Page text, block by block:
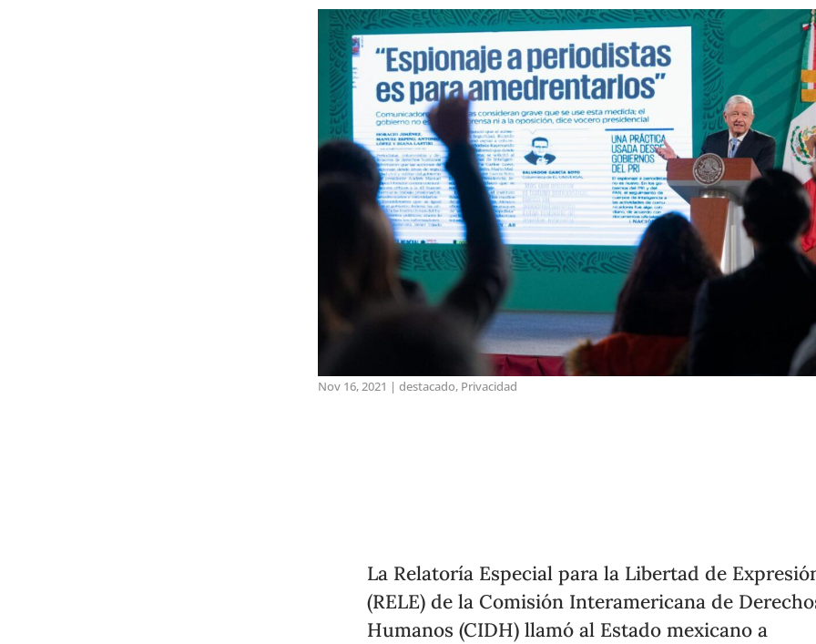
Nov 16, 2021 |destacado, Privacidad
La Relatoría Especial para la Libertad de
(RELE) de la Comisión Interamericana de
Humanos (CIDH) llamó al Estado mexicano a